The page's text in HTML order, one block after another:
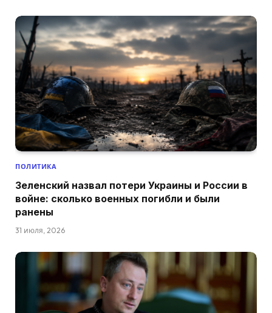
ПОЛИТИКА
Зеленский назвал потери Украины и России в
войне: сколько военных погибли и были
ранены
31 июля, 2026